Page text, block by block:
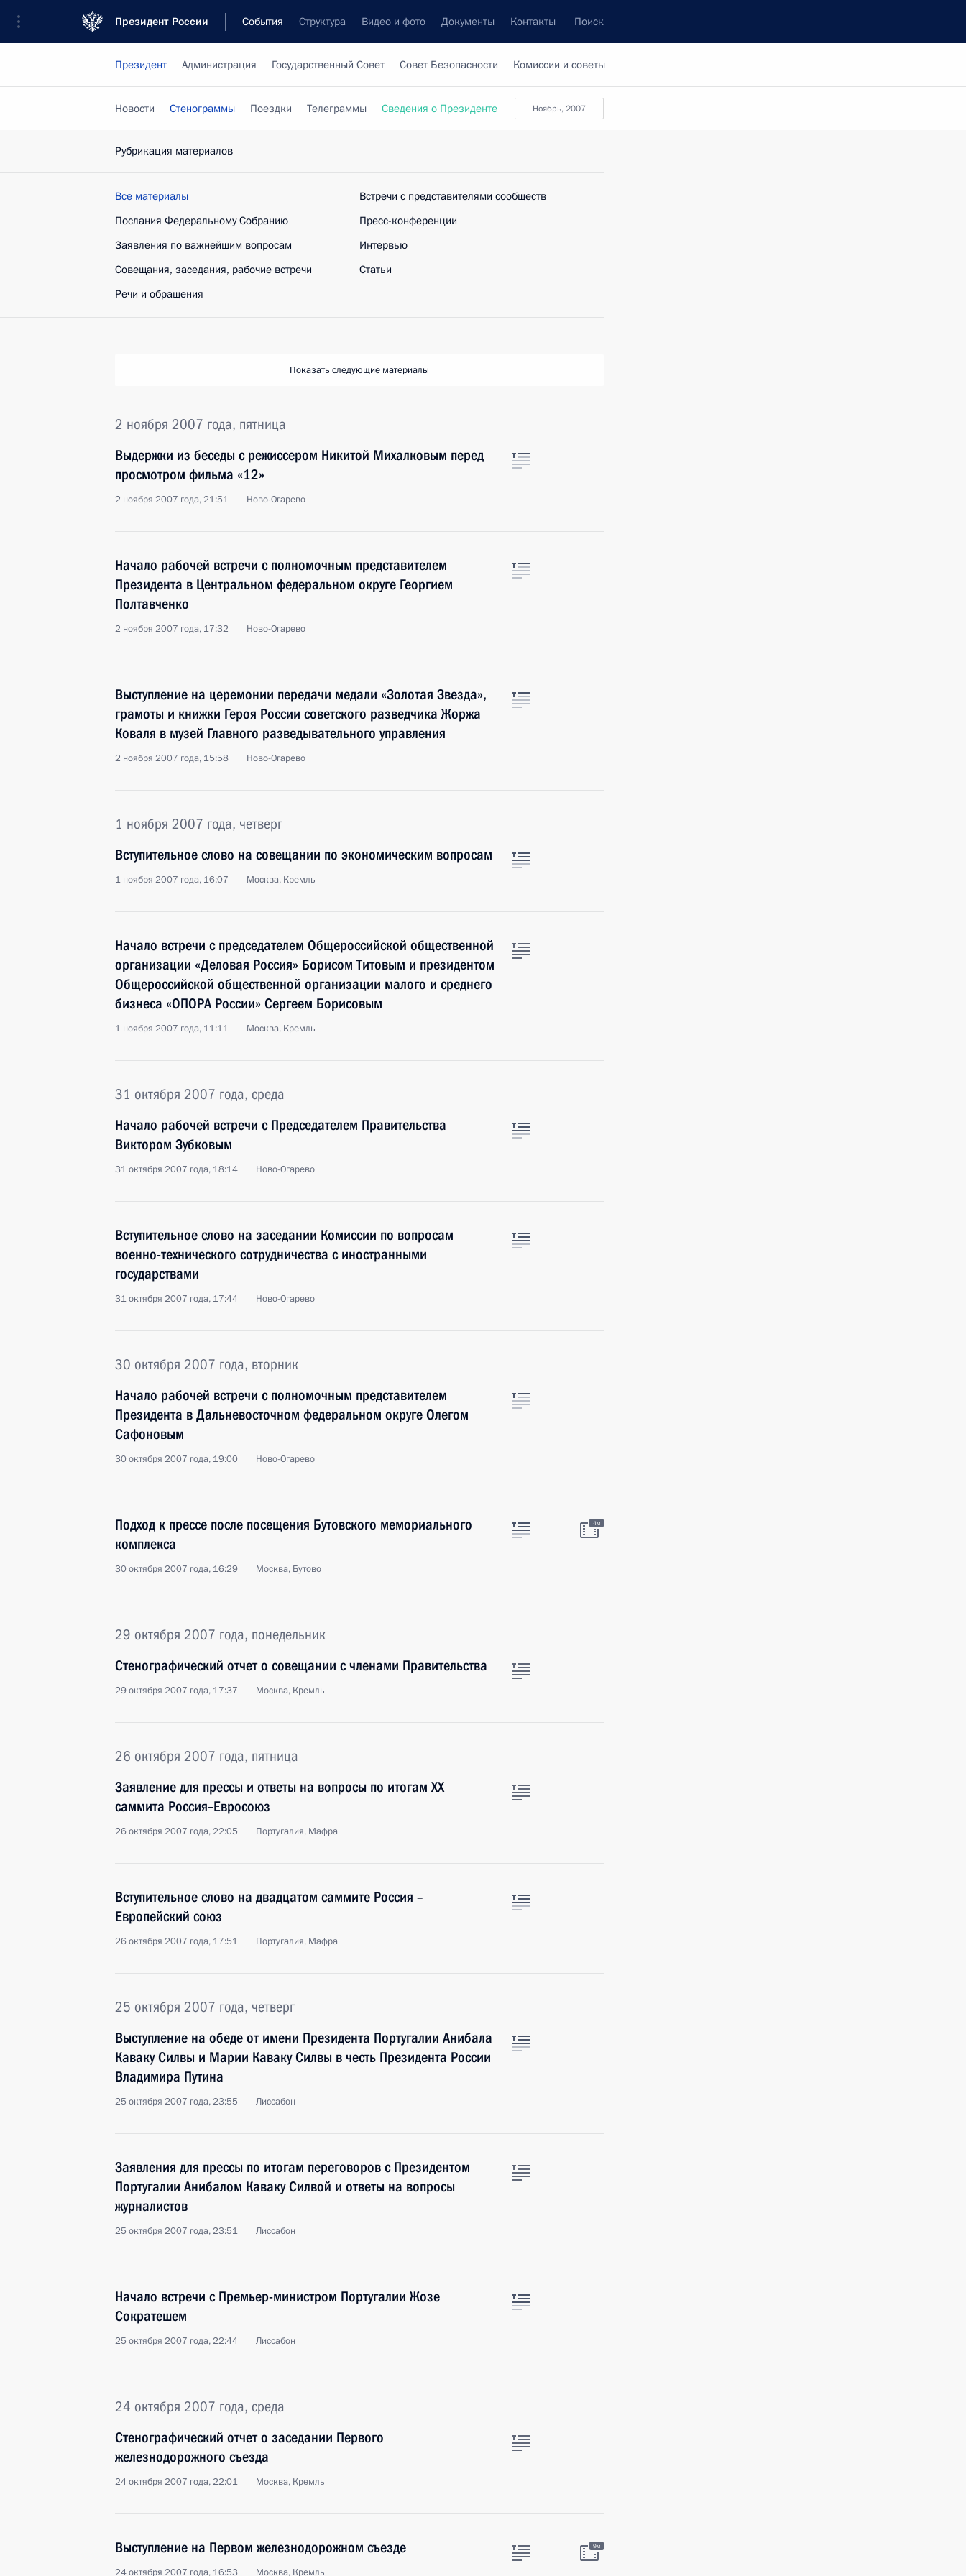
Президент России События Структура Видео и фото Документы Контакты Поиск
Президент Администрация Государственный Совет Совет Безопасности Комиссии и советы
ноябрь, 2007
Новости Стенограммы Поездки Телеграммы Сведения о Президенте
Рубрикация материалов
Все материалы
Послания Федеральному Собранию
Заявления по важнейшим вопросам
Совещания, заседания, рабочие встречи
Речи и обращения
Встречи с представителями сообществ
Пресс-конференции
Интервью
Статьи
Показать следующие материалы
2 ноября 2007 года, пятница
Выдержки из беседы с режиссером Никитой Михалковым перед
просмотром фильма «12»
2 ноября 2007 года, 21:51 Ново-Огарево
Начало рабочей встречи с полномочным представителем
Президента в Центральном федеральном округе Георгием
Полтавченко
2 ноября 2007 года, 17:32 Ново-Огарево
Выступление на церемонии передачи медали «Золотая Звезда»,
грамоты и книжки Героя России советского разведчика Жоржа
Коваля в музей Главного разведывательного управления
2 ноября 2007 года, 15:58 Ново-Огарево
1 ноября 2007 года, четверг
Вступительное слово на совещании по экономическим вопросам
1 ноября 2007 года, 16:07 Москва, Кремль
Начало встречи с председателем Общероссийской общественной
организации «Деловая Россия» Борисом Титовым и президентом
Общероссийской общественной организации малого и среднего
бизнеса «ОПОРА России» Сергеем Борисовым
1 ноября 2007 года, 11:11 Москва, Кремль
31 октября 2007 года, среда
Начало рабочей встречи с Председателем Правительства
Виктором Зубковым
31 октября 2007 года, 18:14 Ново-Огарево
Вступительное слово на заседании Комиссии по вопросам
военно-технического сотрудничества с иностранными
государствами
31 октября 2007 года, 17:44 Ново-Огарево
30 октября 2007 года, вторник
Начало рабочей встречи с полномочным представителем
Президента в Дальневосточном федеральном округе Олегом
Сафоновым
30 октября 2007 года, 19:00 Ново-Огарево
Подход к прессе после посещения Бутовского мемориального
комплекса
30 октября 2007 года, 16:29 Москва, Бутово
4м
29 октября 2007 года, понедельник
Стенографический отчет о совещании с членами Правительства
29 октября 2007 года, 17:37 Москва, Кремль
26 октября 2007 года, пятница
Заявление для прессы и ответы на вопросы по итогам XX
саммита Россия–Евросоюз
26 октября 2007 года, 22:05 Португалия, Мафра
Вступительное слово на двадцатом саммите Россия –
Европейский союз
26 октября 2007 года, 17:51 Португалия, Мафра
25 октября 2007 года, четверг
Выступление на обеде от имени Президента Португалии Анибала
Каваку Силвы и Марии Каваку Силвы в честь Президента России
Владимира Путина
25 октября 2007 года, 23:55 Лиссабон
Заявления для прессы по итогам переговоров с Президентом
Португалии Анибалом Каваку Силвой и ответы на вопросы
журналистов
25 октября 2007 года, 23:51 Лиссабон
Начало встречи с Премьер-министром Португалии Жозе
Сократешем
25 октября 2007 года, 22:44 Лиссабон
24 октября 2007 года, среда
Стенографический отчет о заседании Первого
железнодорожного съезда
24 октября 2007 года, 22:01 Москва, Кремль
Выступление на Первом железнодорожном съезде
24 октября 2007 года, 16:53 Москва, Кремль
9м